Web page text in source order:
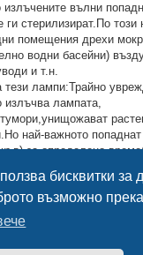
бисквитки за
възможно
излъчените вълни
стерилизират.По този
помещения дрехи
водни басейни)
и т.н.
тези лампи:Трайно
излъчва лампата,
най-важното
за определено
и разстоянието до
1 мнение •Страница